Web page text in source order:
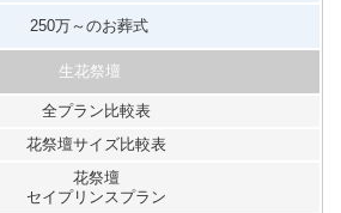
250万～のお葬式
生花祭壇
全プラン比較表
花祭壇サイズ比較表
花祭壇
セイプリンスプラン